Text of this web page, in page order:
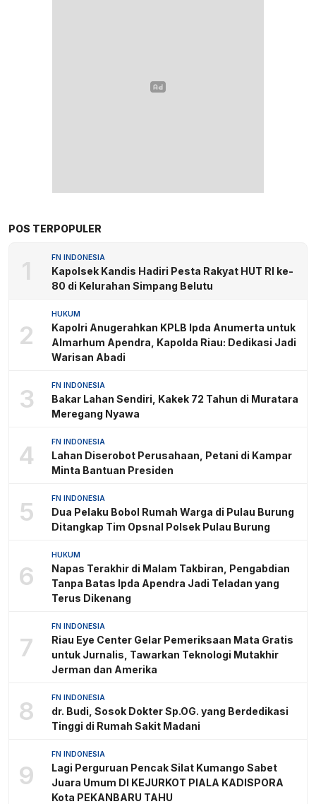
POS TERPOPULER
1 FN INDONESIA
Kapolsek Kandis Hadiri Pesta Rakyat HUT RI ke-
80 di Kelurahan Simpang Belutu
2
HUKUM
Kapolri Anugerahkan KPLB Ipda Anumerta untuk
Almarhum Apendra, Kapolda Riau: Dedikasi Jadi
Warisan Abadi
3 FN INDONESIA
Bakar Lahan Sendiri, Kakek 72 Tahun di Muratara
Meregang Nyawa
4 FN INDONESIA
Lahan Diserobot Perusahaan, Petani di Kampar
Minta Bantuan Presiden
5 FN INDONESIA
Dua Pelaku Bobol Rumah Warga di Pulau Burung
Ditangkap Tim Opsnal Polsek Pulau Burung
6
HUKUM
Napas Terakhir di Malam Takbiran, Pengabdian
Tanpa Batas Ipda Apendra Jadi Teladan yang
Terus Dikenang
7
FN INDONESIA
Riau Eye Center Gelar Pemeriksaan Mata Gratis
untuk Jurnalis, Tawarkan Teknologi Mutakhir
Jerman dan Amerika
8 FN INDONESIA
dr. Budi, Sosok Dokter Sp.OG. yang Berdedikasi
Tinggi di Rumah Sakit Madani
9
FN INDONESIA
Lagi Perguruan Pencak Silat Kumango Sabet
Juara Umum DI KEJURKOT PIALA KADISPORA
Kota PEKANBARU TAHU